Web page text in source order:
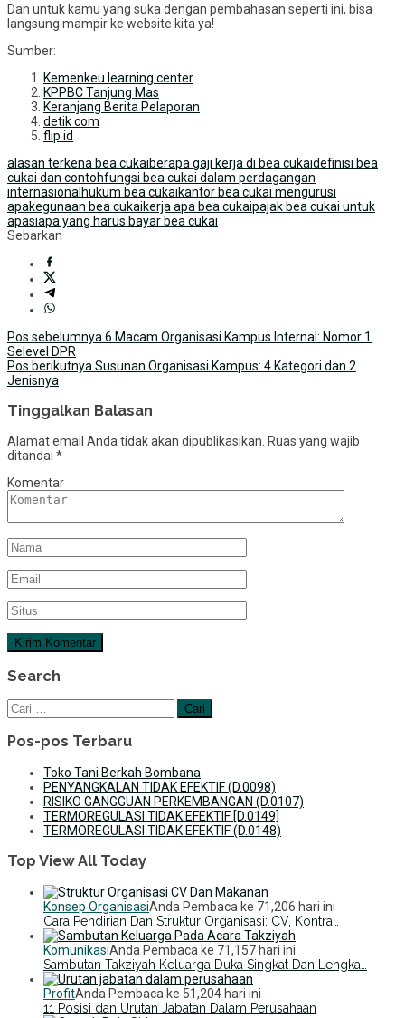
Dan untuk kamu yang suka dengan pembahasan seperti ini, bisa
langsung mampir ke website kita ya!
Sumber:
Kemenkeu learning center
KPPBC Tanjung Mas
Keranjang Berita Pelaporan
detik com
flip id
alasan terkena bea cukaiberapa gaji kerja di bea cukaidefinisi bea
cukai dan contohfungsi bea cukai dalam perdagangan
internasionalhukum bea cukaikantor bea cukai mengurusi
apakegunaan bea cukaikerja apa bea cukaipajak bea cukai untuk
apasiapa yang harus bayar bea cukai
Sebarkan
Navigasi
pos
Pos sebelumnya 6 Macam Organisasi Kampus Internal: Nomor 1
Selevel DPR
Pos berikutnya Susunan Organisasi Kampus: 4 Kategori dan 2
Jenisnya
Tinggalkan Balasan
Alamat email Anda tidak akan dipublikasikan. Ruas yang wajib
ditandai *
Komentar
Search
Cari
untuk:
Pos-pos Terbaru
Toko Tani Berkah Bombana
PENYANGKALAN TIDAK EFEKTIF (D.0098)
RISIKO GANGGUAN PERKEMBANGAN (D.0107)
TERMOREGULASI TIDAK EFEKTIF [D.0149]
TERMOREGULASI TIDAK EFEKTIF (D.0148)
Top View All Today
Konsep OrganisasiAnda Pembaca ke 71,206 hari ini
Cara Pendirian Dan Struktur Organisasi: CV, Kontra…
KomunikasiAnda Pembaca ke 71,157 hari ini
Sambutan Takziyah Keluarga Duka Singkat Dan Lengka…
ProfitAnda Pembaca ke 51,204 hari ini
11 Posisi dan Urutan Jabatan Dalam Perusahaan